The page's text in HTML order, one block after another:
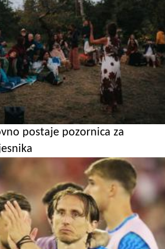
postaje pozornica za